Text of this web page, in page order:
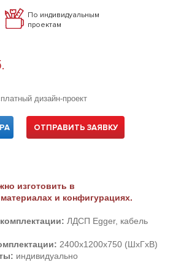
По индивидуальным
проектам
дизайн-проект
ОТПРАВИТЬ ЗАЯВКУ
изготовить в
и конфигурациях.
ЛДСП Egger, кабель
2400х1200х750 (ШхГхВ)
индивидуально